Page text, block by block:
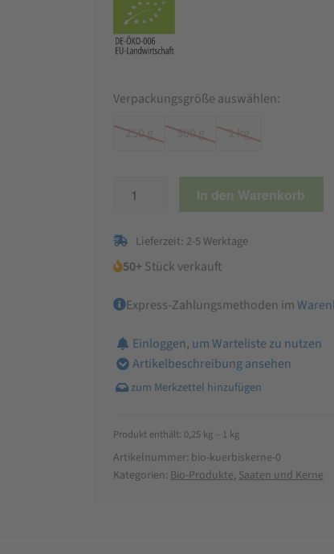
Verpackungsgröße auswählen:
250 g
500 g 1 kg
Kürbiskerne
In den Warenkorb
Lieferzeit: 2-5 Werktage
50+Stück verkauft
Express-Zahlungsmethoden im
Einloggen, um Warteliste zu nutzen
Artikelbeschreibung ansehen
Produkt enthält: 0,25 kg– 1 kg
Artikelnummer: bio-kuerbiskerne-0
Kategorien: Bio-Produkte,Saaten und Kerne